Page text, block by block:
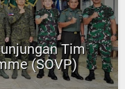
Tim
(SOVP)